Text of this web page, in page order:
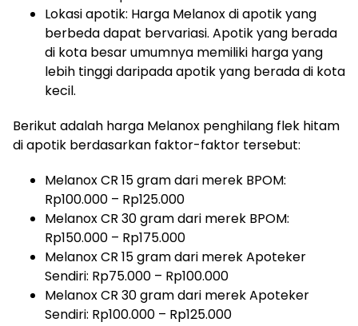
Lokasi apotik: Harga Melanox di apotik yang
berbeda dapat bervariasi. Apotik yang berada
di kota besar umumnya memiliki harga yang
lebih tinggi daripada apotik yang berada di kota
kecil.
Berikut adalah harga Melanox penghilang flek hitam
di apotik berdasarkan faktor-faktor tersebut:
Melanox CR 15 gram dari merek BPOM:
Rp100.000 – Rp125.000
Melanox CR 30 gram dari merek BPOM:
Rp150.000 – Rp175.000
Melanox CR 15 gram dari merek Apoteker
Sendiri: Rp75.000 – Rp100.000
Melanox CR 30 gram dari merek Apoteker
Sendiri: Rp100.000 – Rp125.000